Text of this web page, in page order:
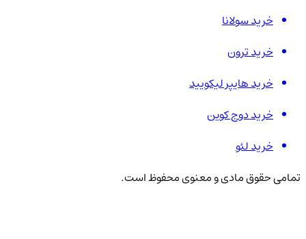
خرید سولانا
خرید ترون
خرید هایپر لیکویید
خرید دوج کوین
خرید لئو
تمامی حقوق مادی و معنوی محفوظ است.